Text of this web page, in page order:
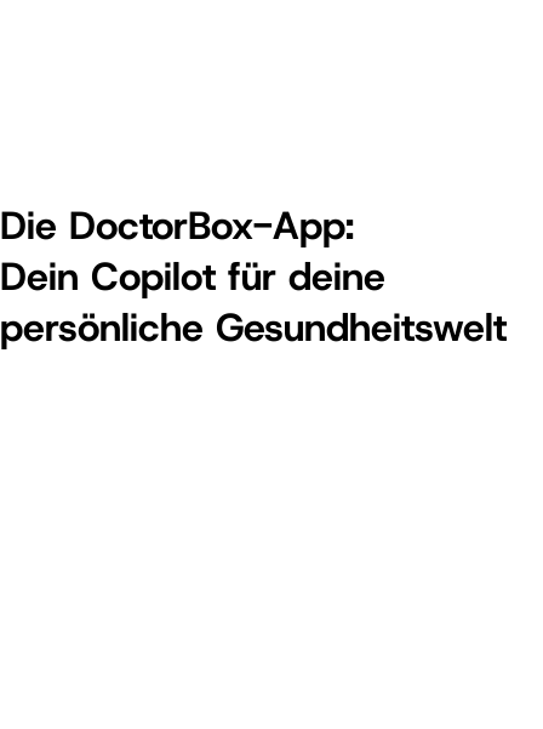
Die DoctorBox-App:
Dein Copilot für deine
persönliche Gesundheitswelt